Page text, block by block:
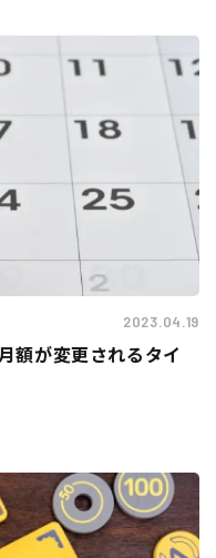
2023.04.19
額が変更されるタイ